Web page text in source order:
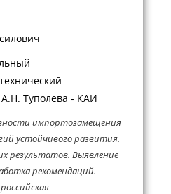
Туполева - КАИ
импортозамещения
устойчивого развития.
результатов. Выявление
рекомендаций.